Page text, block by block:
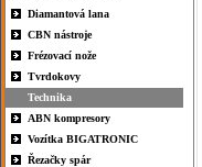
Diamantová lana
CBN nástroje
Frézovací nože
Tvrdokovy
Technika
ABN kompresory
Vozítka BIGATRONIC
Řezačky spár